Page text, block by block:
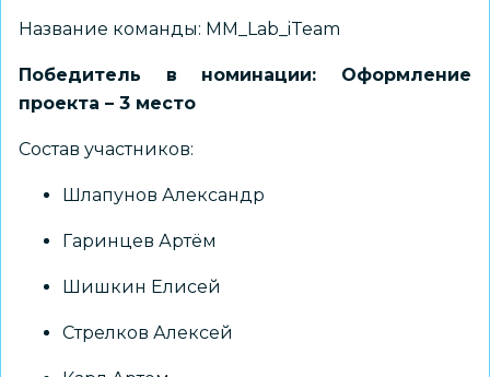
Название команды: MM_Lab_iTeam
Победитель в номинации: Оформление
проекта – 3 место
Состав участников:
Шлапунов Александр
Гаринцев Артём
Шишкин Елисей
Стрелков Алексей